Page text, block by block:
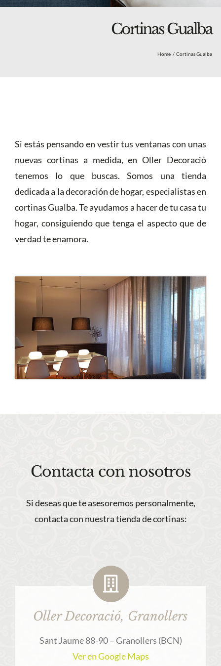
Cortinas Gualba
Home Cortinas Gualba
Si estás pensando en vestir tus ventanas con unas
nuevas cortinas a medida, en Oller Decoració
tenemos lo que buscas. Somos una tienda
dedicada a la decoración de hogar, especialistas en
cortinas Gualba. Te ayudamos a hacer de tu casa tu
hogar, consiguiendo que tenga el aspecto que de
verdad te enamora.
Contacta con nosotros
Si deseas que te asesoremos personalmente,
contacta con nuestra tienda de cortinas:
Oller Decoració, Granollers
Sant Jaume 88-90 – Granollers (BCN)
Ver en Google Maps